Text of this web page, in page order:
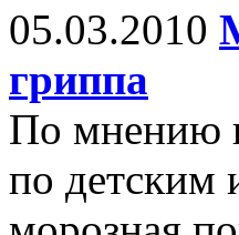
05.03.2010
гриппа
По мнению
по детским